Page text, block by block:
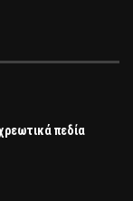
πεδία